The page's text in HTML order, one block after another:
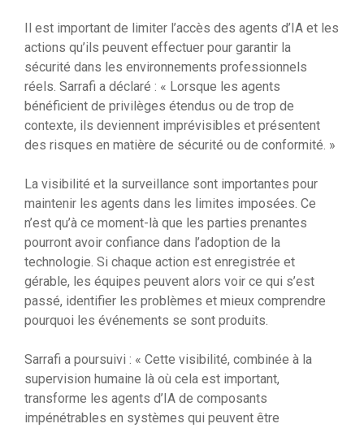
Il est important de limiter l’accès des agents d’IA et les
actions qu’ils peuvent effectuer pour garantir la
sécurité dans les environnements professionnels
réels. Sarrafi a déclaré : « Lorsque les agents
bénéficient de privilèges étendus ou de trop de
contexte, ils deviennent imprévisibles et présentent
des risques en matière de sécurité ou de conformité. »
La visibilité et la surveillance sont importantes pour
maintenir les agents dans les limites imposées. Ce
n’est qu’à ce moment-là que les parties prenantes
pourront avoir confiance dans l’adoption de la
technologie. Si chaque action est enregistrée et
gérable, les équipes peuvent alors voir ce qui s’est
passé, identifier les problèmes et mieux comprendre
pourquoi les événements se sont produits.
Sarrafi a poursuivi : « Cette visibilité, combinée à la
supervision humaine là où cela est important,
transforme les agents d’IA de composants
impénétrables en systèmes qui peuvent être